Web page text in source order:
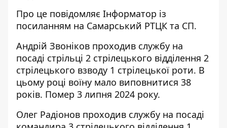
Про це повідомляє Інформатор із
посиланням на Самарський РТЦК та СП.
Андрій Звоніков проходив службу на
посаді стрільці 2 стрілецького відділення 2
стрілецького взводу 1 стрілецької роти. В
цьому році воїну мало виповнитися 38
років. Помер 3 липня 2024 року.
Олег Радіонов проходив службу на посаді